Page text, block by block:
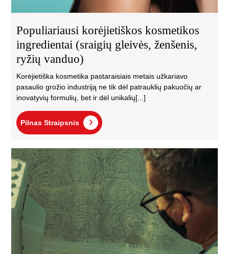
Populiariausi korėjietiškos kosmetikos
ingredientai (sraigių gleivės, ženšenis,
ryžių vanduo)
Korėjietiška kosmetika pastaraisiais metais užkariavo
pasaulio grožio industriją ne tik dėl patrauklių pakuočių ar
inovatyvių formulių, bet ir dėl unikalių[...]
Pilnas Straipsnis
Pilnas
Straipsnis